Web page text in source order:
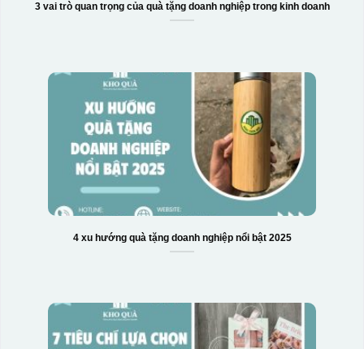
3 vai trò quan trọng của quà tặng doanh nghiệp trong kinh doanh
4 xu hướng quà tặng doanh nghiệp nổi bật 2025